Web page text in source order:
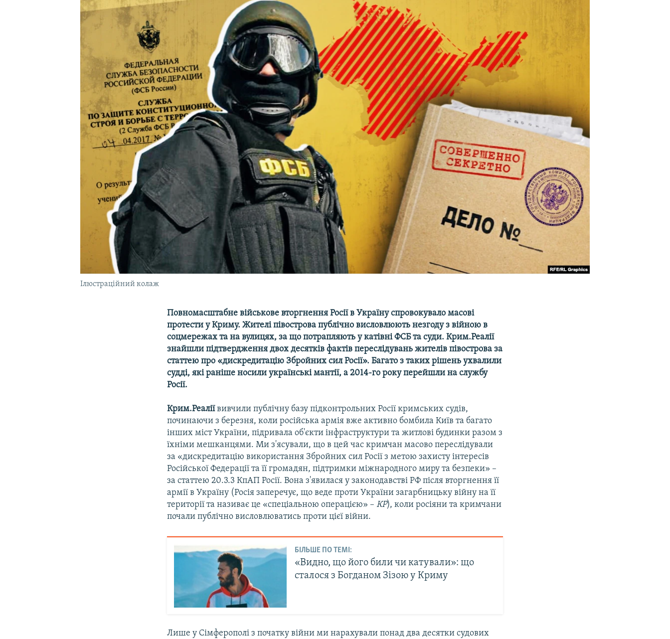
УКРАЇНСЬКА ПРОБЛЕМА КРИМУ
Ілюстраційний колаж
Повномасштабне військове вторгнення Росії в Україну спровокувало масові
протести у Криму. Жителі півострова публічно висловлюють незгоду з війною в
соцмережах та на вулицях, за що потрапляють у катівні ФСБ та суди. Крим.Реалії
знайшли підтвердження двох десятків фактів переслідувань жителів півострова за
статтею про «дискредитацію Збройних сил Росії». Багато з таких рішень ухвалили
судді, які раніше носили українські мантії, а 2014-го року перейшли на службу
Росії.
Крим.Реаліївивчили публічну базу підконтрольних Росії кримських судів,
починаючи з березня, коли російська армія вже активно бомбила Київ та багато
інших міст України, підривала об'єкти інфраструктури та житлові будинки разом з
їхніми мешканцями. Ми з'ясували, що в цей час кримчан масово переслідували
за «дискредитацію використання Збройних сил Росії з метою захисту інтересів
Російської Федерації та її громадян, підтримки міжнародного миру та безпеки» –
за статтею 20.3.3 КпАП Росії. Вона з'явилася у законодавстві РФ після вторгнення її
армії в Україну (Росія заперечує, що веде проти України загарбницьку війну на її
території та називає це «спеціальною операцією» –КР), коли росіяни та кримчани
почали публічно висловлюватись проти цієї війни.
БІЛЬШЕ ПО ТЕМІ:
«Видно, що його били чи катували»: що
сталося з Богданом Зізою у Криму
Лише у Сімферополі з початку війни ми нарахували понад два десятки судових